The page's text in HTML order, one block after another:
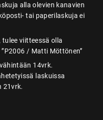
alla olevien kanavien
tai paperilaskuja ei
tulee viitteessä olla
/ Matti Möttönen”
14vrk.
laskuissa
21vrk.